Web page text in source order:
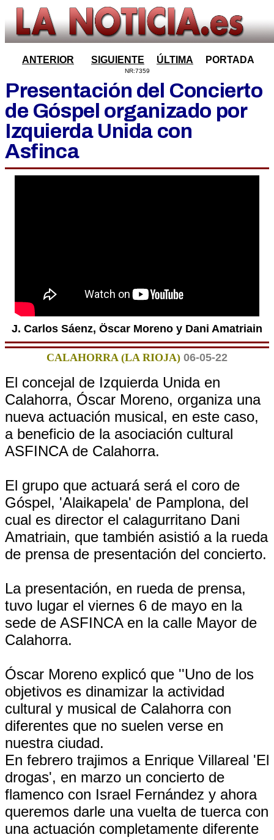
ANTERIOR SIGUIENTE ÚLTIMA PORTADA
NR:7359
Presentación del Concierto
de Góspel organizado por
Izquierda Unida con
Asfinca
J. Carlos Sáenz, Öscar Moreno y Dani Amatriain
CALAHORRA (LA RIOJA) 06-05-22
El concejal de Izquierda Unida en
Calahorra, Óscar Moreno, organiza una
nueva actuación musical, en este caso,
a beneficio de la asociación cultural
ASFINCA de Calahorra.
El grupo que actuará será el coro de
Góspel, 'Alaikapela' de Pamplona, del
cual es director el calagurritano Dani
Amatriain, que también asistió a la rueda
de prensa de presentación del concierto.
La presentación, en rueda de prensa,
tuvo lugar el viernes 6 de mayo en la
sede de ASFINCA en la calle Mayor de
Calahorra.
Óscar Moreno explicó que ''Uno de los
objetivos es dinamizar la actividad
cultural y musical de Calahorra con
diferentes que no suelen verse en
nuestra ciudad.
En febrero trajimos a Enrique Villareal 'El
drogas', en marzo un concierto de
flamenco con Israel Fernández y ahora
queremos darle una vuelta de tuerca con
una actuación completamente diferente